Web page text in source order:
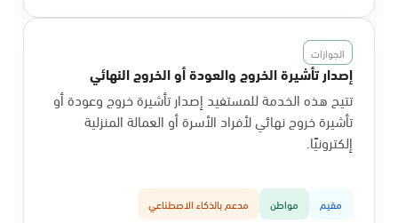
الجوازات
إصدار تأشيرة الخروج والعودة أو الخروج النهائي
تتيح هذه الخدمة للمستفيد إصدار تأشيرة خروج وعودة أو
تأشيرة خروج نهائي لأفراد الأسرة أو العمالة المنزلية
إلكترونيًا.
مقيم مواطن مدعم بالذكاء الاصطناعي